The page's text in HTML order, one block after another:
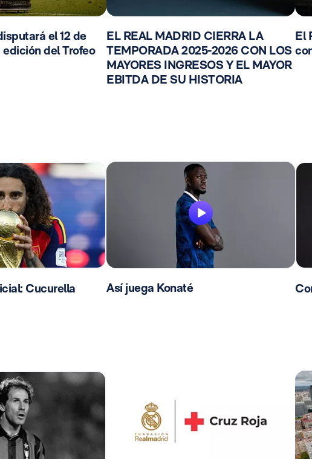
el 12 de
del Trofeo
EL REAL MADRID CIERRA LA
TEMPORADA 2025-2026 CON LOS
MAYORES INGRESOS Y EL MAYOR
EBITDA DE SU HISTORIA
El
Cucurella Así juega Konaté